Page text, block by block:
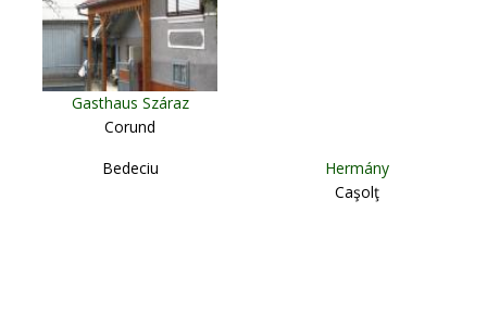
Gasthaus Száraz
Corund
Bedeciu
Hermány
Caşolţ